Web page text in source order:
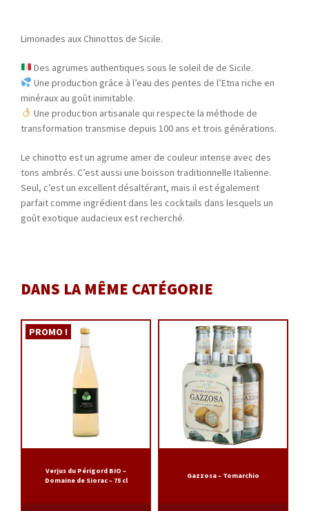
Limonades aux Chinottos de Sicile.
Des agrumes authentiques sous le soleil de de Sicile.
Une production grâce à l’eau des pentes de l’Etna riche en
minéraux au goût inimitable.
Une production artisanale qui respecte la méthode de
transformation transmise depuis 100 ans et trois générations.
Le chinotto est un agrume amer de couleur intense avec des
tons ambrés. C’est aussi une boisson traditionnelle Italienne.
Seul, c’est un excellent désaltérant, mais il est également
parfait comme ingrédient dans les cocktails dans lesquels un
goût exotique audacieux est recherché.
DANS LA MÊME CATÉGORIE
Verjus du Périgord BIO –
Domaine de Siorac – 75 cl
PROMO !
Gazzosa – Tomarchio